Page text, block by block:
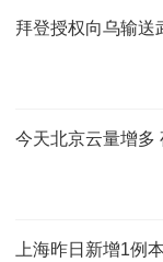
拜登授权向乌输送
今天北京云量增多
上海昨日新增1例